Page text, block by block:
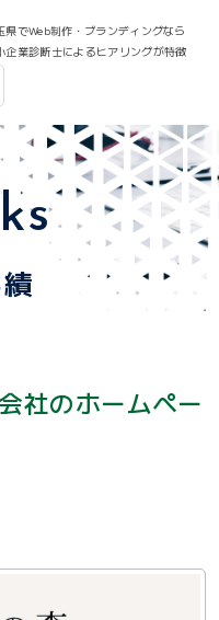
県でWeb制作・ブランディングなら
企業診断士によるヒアリングが特徴
社のホームペー